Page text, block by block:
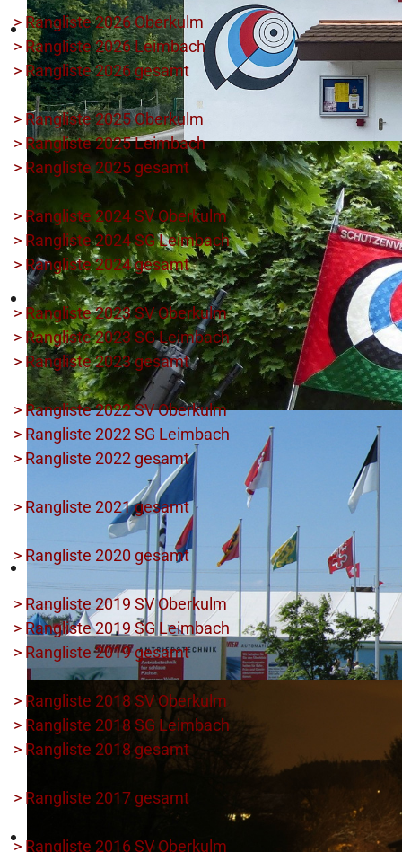
> Rangliste 2026 Oberkulm
> Rangliste 2026 Leimbach
> Rangliste 2026 gesamt
> Rangliste 2025 Oberkulm
> Rangliste 2025 Leimbach
> Rangliste 2025 gesamt
> Rangliste 2024 SV Oberkulm
> Rangliste 2024 SG Leimbach
> Rangliste 2024 gesamt
> Rangliste 2023 SV Oberkulm
> Rangliste 2023 SG Leimbach
> Rangliste 2023 gesamt
> Rangliste 2022 SV Oberkulm
> Rangliste 2022 SG Leimbach
> Rangliste 2022 gesamt
> Rangliste 2021 gesamt
> Rangliste 2020 gesamt
> Rangliste 2019 SV Oberkulm
> Rangliste 2019 SG Leimbach
> Rangliste 2019 gesamt
> Rangliste 2018 SV Oberkulm
> Rangliste 2018 SG Leimbach
> Rangliste 2018 gesamt
> Rangliste 2017 gesamt
> Rangliste 2016 SV Oberkulm